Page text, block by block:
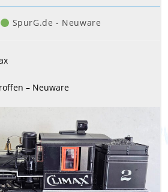
SpurG.de - Neuware
– Neuware